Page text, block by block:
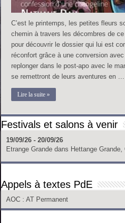
C’est le printemps, les petites fleurs
chemin à travers les décombres de
pour découvrir le dossier qui lui est
réconfort grâce à une conversion
replonger dans le post-apo avec le
se remettront de leurs aventures en …
Lire la suite »
Festivals et salons à venir
19/09/26 - 20/09/26
Etrange Grande dans Hettange
Appels à textes PdE
AOC : AT Permanent